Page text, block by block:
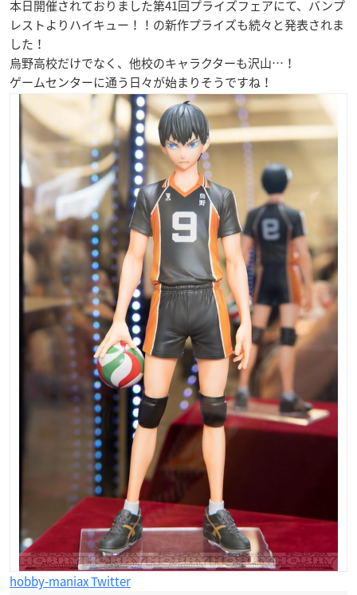
本日開催されておりました第41回プライズフェアにて、バンプ
レストよりハイキュー！！の新作プライズも続々と発表されま
した！
烏野高校だけでなく、他校のキャラクターも沢山…！
ゲームセンターに通う日々が始まりそうですね！
hobby-maniax Twitter